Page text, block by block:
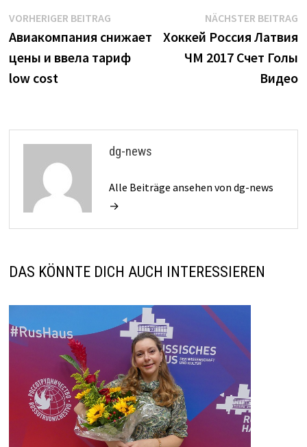
Beitrags-
Navigation
VORHERIGER BEITRAGVorheriger
Beitrag:
Авиакомпания снижает
цены и ввела тариф
low cost
NÄCHSTER BEITRAG
Хоккей Россия Латвия
ЧМ 2017 Счет Голы
Видео
dg-news
Alle Beiträge ansehen von dg-news
→
DAS KÖNNTE DICH AUCH INTERESSIEREN